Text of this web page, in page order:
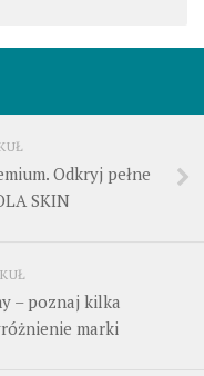
Odkryj pełne
SKIN
– poznaj kilka
marki